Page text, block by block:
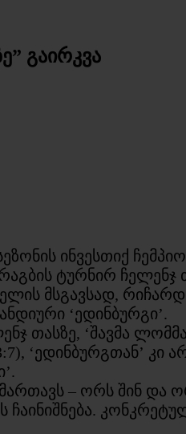
გაირკვა
ინვესთიქ
ტურნირ ჩელენჯ
მსგავსად,
‘ედინბურგი’.
თასზე, ‘შავმა
‘ედინბურგთან’ კი
– ორს შინ და
ჩაინიშნება.